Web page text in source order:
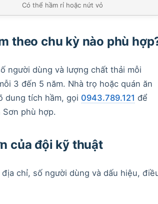
Có thể hầm rỉ hoặc nứt vỏ
theo chu kỳ nào phù
người dùng và lượng chất thải mỗi
3 đến 5 năm. Nhà trọ hoặc quán ăn
dung tích hầm, gọi 0943.789.121 để
phù hợp.
của đội kỹ thuật
chỉ, số người dùng và dấu hiệu,